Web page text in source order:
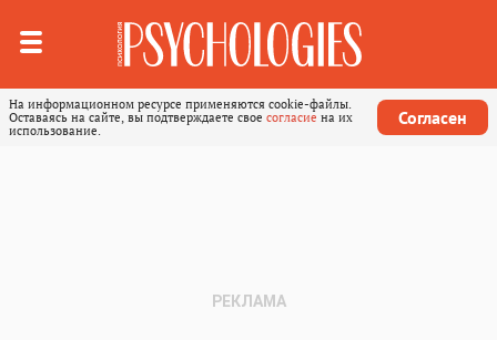
На информационном ресурсе применяются cookie-файлы.
Оставаясь на сайте, вы подтверждаете свое согласие на их
использование.
Согласен